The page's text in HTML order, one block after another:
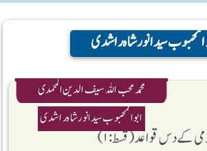
سیدانورشاہ راشدی
محمد محب اللہ سیف الدین المحمدی
ابوالمحبوب سیدانورشاہ راشدی
کے دس قواعد (قسط:۱)